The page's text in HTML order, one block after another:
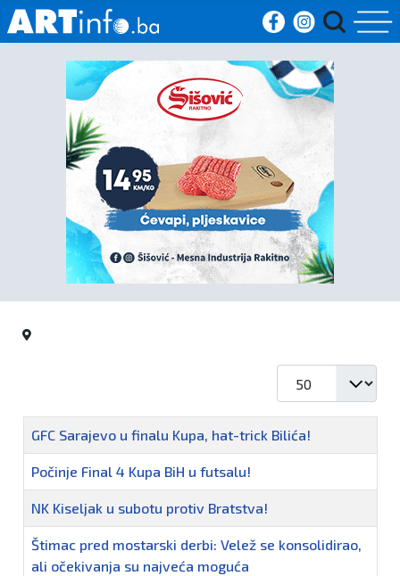
Početna
Vijesti
Sport
Kultura
Crna
kronika
Politika
Naziv
GFC Sarajevo u finalu Kupa, hat-trick Bilića!
Počinje Final 4 Kupa BiH u futsalu!
NK Kiseljak u subotu protiv Bratstva!
Štimac pred mostarski derbi: Velež se konsolidirao,
ali očekivanja su najveća moguća